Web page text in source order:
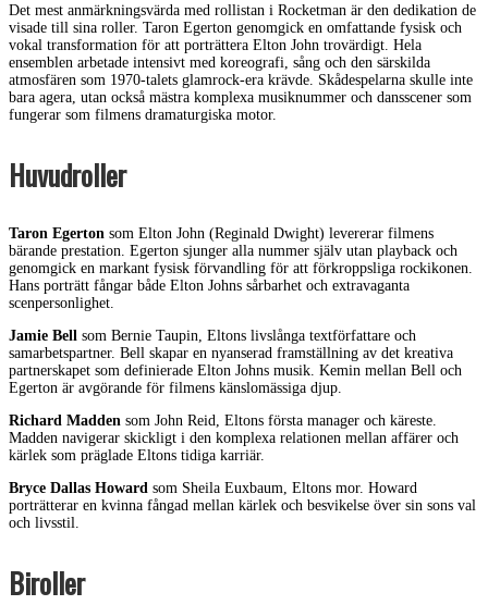
Det mest anmärkningsvärda med rollistan i Rocketman är den dedikation de
visade till sina roller. Taron Egerton genomgick en omfattande fysisk och
vokal transformation för att porträttera Elton John trovärdigt. Hela
ensemblen arbetade intensivt med koreografi, sång och den särskilda
atmosfären som 1970-talets glamrock-era krävde. Skådespelarna skulle inte
bara agera, utan också mästra komplexa musiknummer och dansscener som
fungerar som filmens dramaturgiska motor.
Huvudroller
Taron Egerton som Elton John (Reginald Dwight) levererar filmens
bärande prestation. Egerton sjunger alla nummer själv utan playback och
genomgick en markant fysisk förvandling för att förkroppsliga rockikonen.
Hans porträtt fångar både Elton Johns sårbarhet och extravaganta
scenpersonlighet.
Jamie Bell som Bernie Taupin, Eltons livslånga textförfattare och
samarbetspartner. Bell skapar en nyanserad framställning av det kreativa
partnerskapet som definierade Elton Johns musik. Kemin mellan Bell och
Egerton är avgörande för filmens känslomässiga djup.
Richard Madden som John Reid, Eltons första manager och käreste.
Madden navigerar skickligt i den komplexa relationen mellan affärer och
kärlek som präglade Eltons tidiga karriär.
Bryce Dallas Howard som Sheila Euxbaum, Eltons mor. Howard
porträtterar en kvinna fångad mellan kärlek och besvikelse över sin sons val
och livsstil.
Biroller